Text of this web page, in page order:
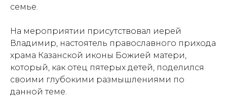
семье.
На мероприятии присутствовал иерей
Владимир, настоятель православного прихода
храма Казанской иконы Божией матери,
который, как отец пятерых детей, поделился
своими глубокими размышлениями по
данной теме.